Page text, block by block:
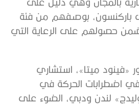
باركنسون، بوصفهم من فئة
حصولهم على الرعاية التي
«فينود ميتا»، استشاري
اضطرابات الحركة في
لندن ودبي، الضوء على